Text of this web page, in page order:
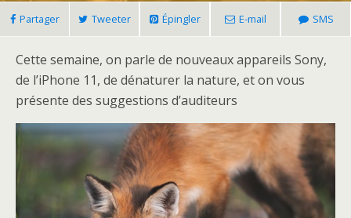
Partager Tweeter Épingler E-mail SMS
Cette semaine, on parle de nouveaux appareils Sony,
de l’iPhone 11, de dénaturer la nature, et on vous
présente des suggestions d’auditeurs